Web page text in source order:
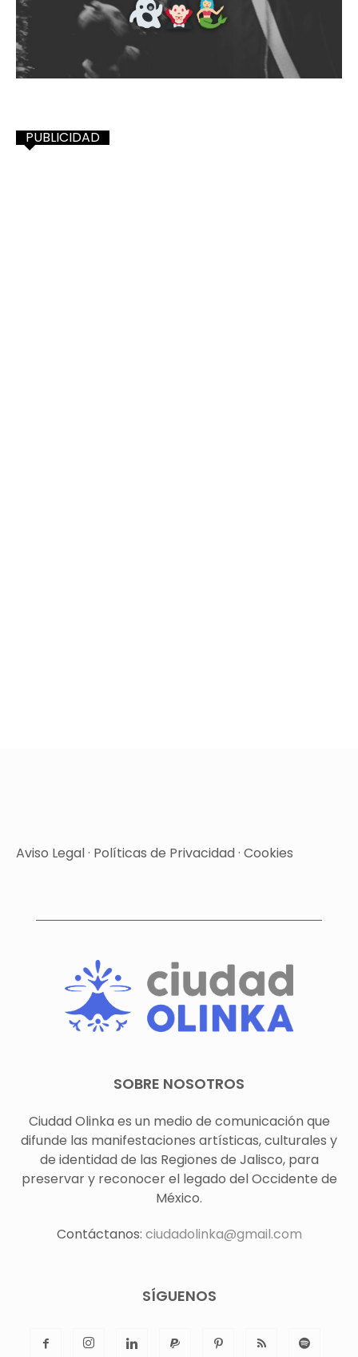
PUBLICIDAD
Aviso Legal· Políticas de Privacidad· Cookies
SOBRE NOSOTROS
Ciudad Olinka es un medio de comunicación que
difunde las manifestaciones artísticas, culturales y
de identidad de las Regiones de Jalisco, para
preservar y reconocer el legado del Occidente de
México.
Contáctanos: ciudadolinka@gmail.com
SÍGUENOS